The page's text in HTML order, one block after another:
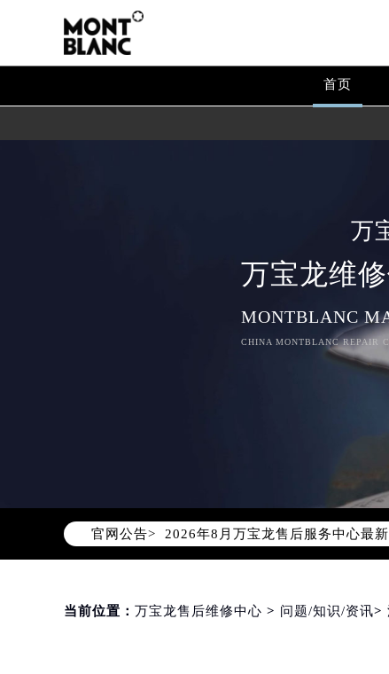
首页
万
万宝龙维
MONTBLANC
CHINA MONTBLANC REPAIR
官网公告>
2026年8月万宝龙全国官方售后客
万宝龙官方全国统一服务热线400-
2026年8月万宝龙售后服务中心最新
北京市朝阳区建国门外大街甲6号
天津市和平区赤峰道136号天津国
上海市黄浦区南京东路299号宏伊
当前位置： 万宝龙售后维修中心 > 问题/知识/资讯>